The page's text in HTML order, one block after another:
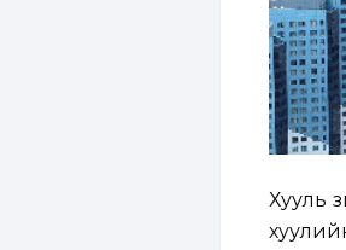
Хууль